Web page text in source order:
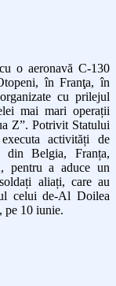
o aeronavă C-130
în Franţa, în
cu prilejul
mai mari operații
Z”. Potrivit Statului
activități de
din Belgia, Franța,
pentru a aduce un
aliați, care au
celui de-Al Doilea
pe 10 iunie.